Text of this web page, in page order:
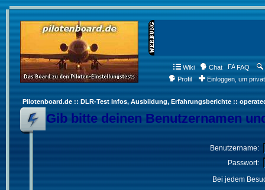
Wiki Chat FAQ
Profil
Einloggen, um
Pilotenboard.de :: DLR-Test Infos, Ausbildung, Erfahrungsberichte ::
Gib bitte deinen Benutzernamen
Benutzername:
Passwort:
Bei jedem